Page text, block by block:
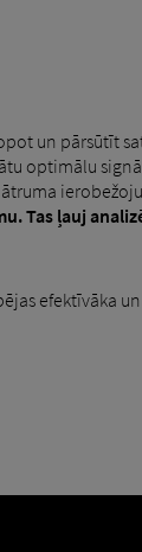
un pārsūtīt
optimālu
Tas ļauj
efektīvāka